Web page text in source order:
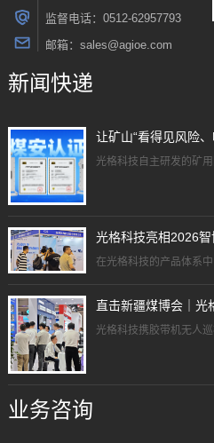
监督电话：0512-62957793
邮箱：sales@agioe.com
新闻快递
让矿山“看得见风险、
光格科技自主研发的矿
光格科技亮相2026智
在光格科技的产品体系
直击新疆煤博会｜光
光格科技携胶带机无人
业务咨询